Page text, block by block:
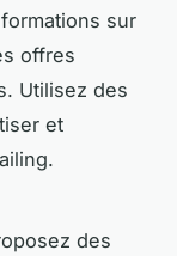
sur
offres
Utilisez des
et
des